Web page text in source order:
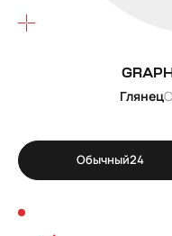
Обычный24
Глянец